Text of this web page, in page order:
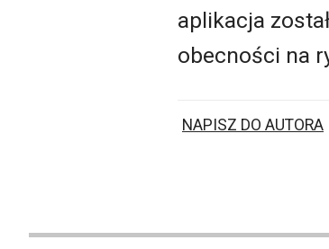
aplikacja
obecności na
NAPISZ DO AUTORA